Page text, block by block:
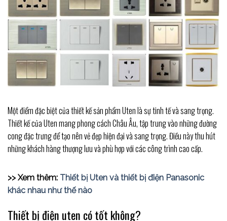
Một điểm đặc biệt của thiết kế sản phẩm Uten là sự tinh tế và sang trọng.
Thiết kế của Uten mang phong cách Châu Âu, tập trung vào những đường
cong đặc trưng để tạo nên vẻ đẹp hiện đại và sang trọng. Điều này thu hút
những khách hàng thượng lưu và phù hợp với các công trình cao cấp.
>> Xem thêm: Thiết bị Uten và thiết bị điện Panasonic
khác nhau như thế nào
Thiết bị điện uten có tốt không?